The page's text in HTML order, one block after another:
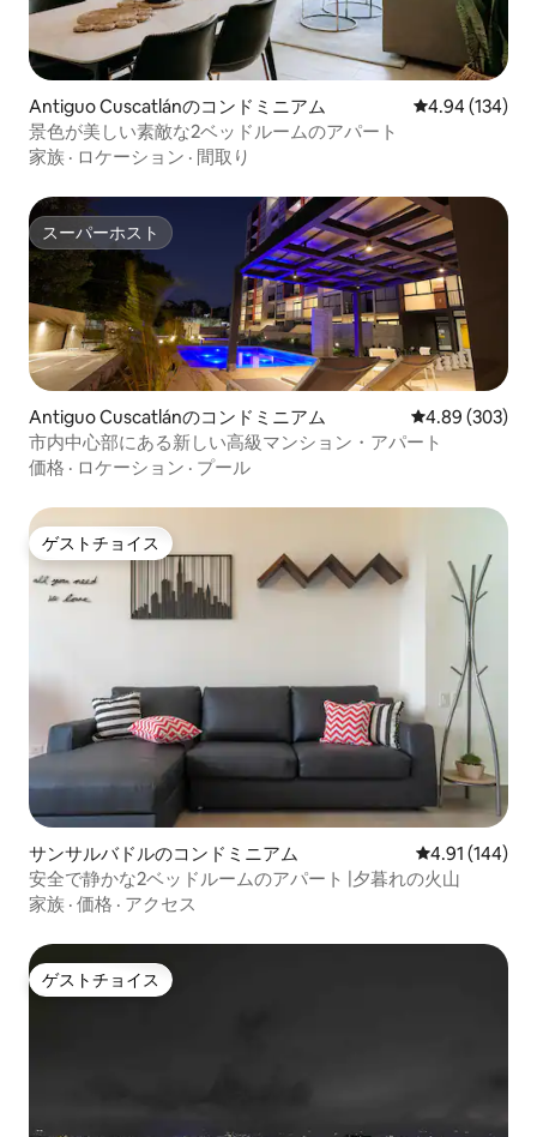
Antiguo Cuscatlánのコンドミニアム レビュー134
4.94 (134)
景色が美しい素敵な2ベッドルームのアパート
家族 · ロケーション · 間取り
スーパーホスト
スーパーホスト
Antiguo Cuscatlánのコンドミニアム レビュー303
4.89 (303)
市内中心部にある新しい高級マンション・アパート
価格 · ロケーション · プール
ゲストチョイス
ゲストチョイス
サンサルバドルのコンドミニアム レビュー144
4.91 (144)
安全で静かな2ベッドルームのアパート |夕暮れの火山
家族 · 価格 · アクセス
ゲストチョイス
ゲストチョイス